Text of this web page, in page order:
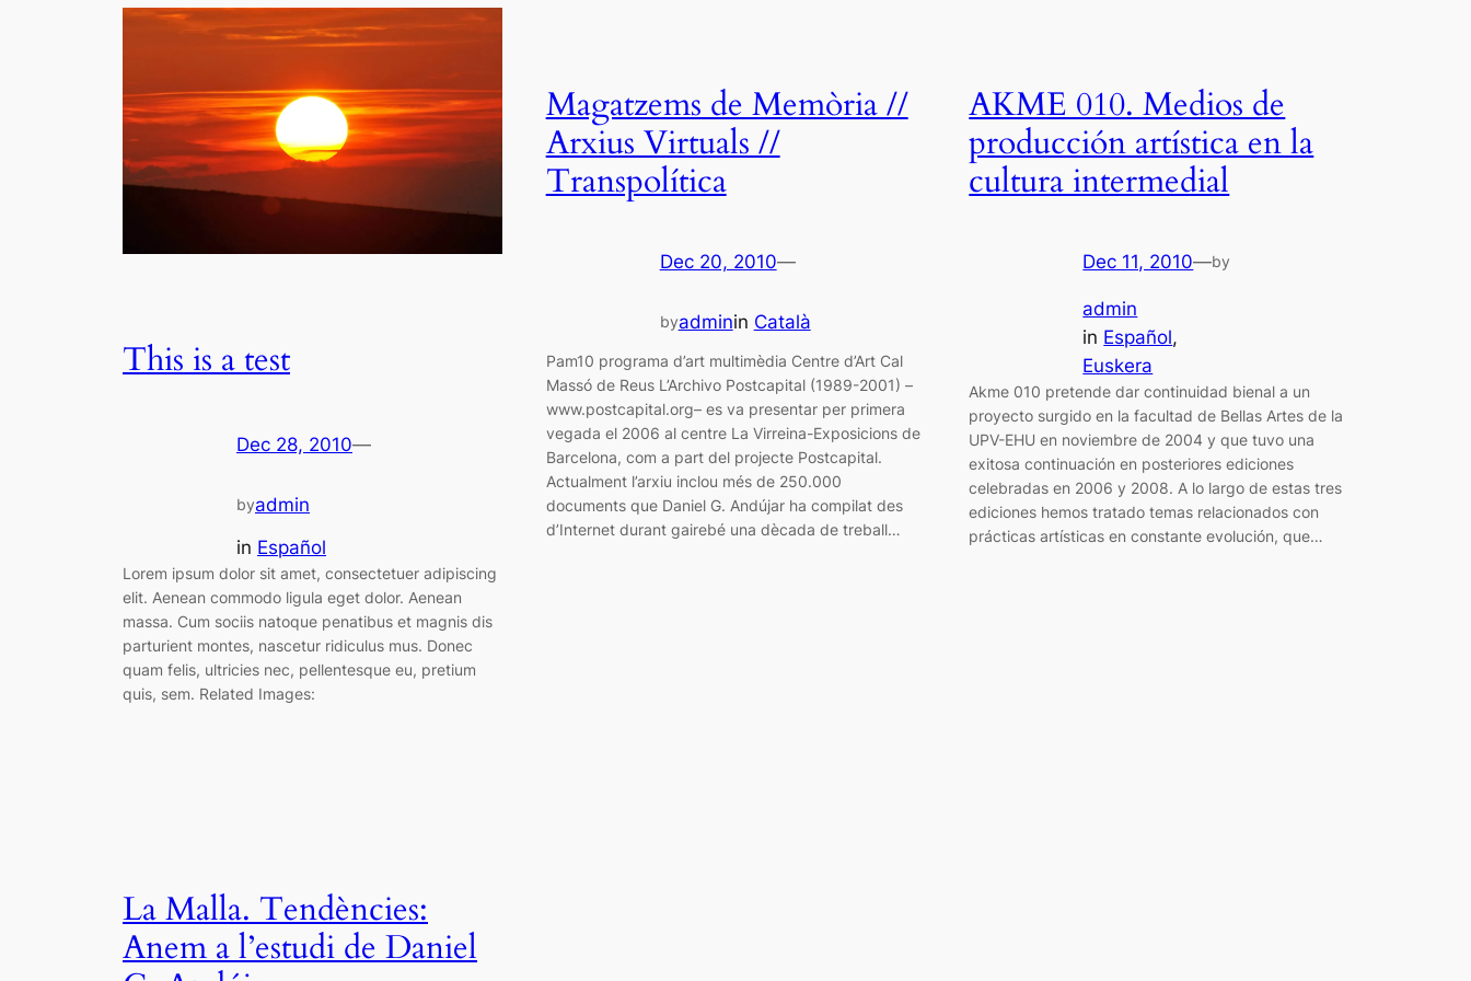
This is a test
Dec 28, 2010—
byadmin
in Español
Lorem ipsum dolor sit amet, consectetuer adipiscing
elit. Aenean commodo ligula eget dolor. Aenean
massa. Cum sociis natoque penatibus et magnis dis
parturient montes, nascetur ridiculus mus. Donec
quam felis, ultricies nec, pellentesque eu, pretium
quis, sem. Related Images:
Magatzems de Memòria //
Arxius Virtuals //
Transpolítica
Dec 20, 2010—
byadminin Català
Pam10 programa d’art multimèdia Centre d’Art Cal
Massó de Reus L’Archivo Postcapital (1989-2001) –
www.postcapital.org– es va presentar per primera
vegada el 2006 al centre La Virreina-Exposicions de
Barcelona, com a part del projecte Postcapital.
Actualment l’arxiu inclou més de 250.000
documents que Daniel G. Andújar ha compilat des
d’Internet durant gairebé una dècada de treball…
AKME 010. Medios de
producción artística en la
cultura intermedial
Dec 11, 2010—by
admin
in Español
Euskera
Akme 010 pretende dar continuidad bienal a un
proyecto surgido en la facultad de Bellas Artes de la
UPV-EHU en noviembre de 2004 y que tuvo una
exitosa continuación en posteriores ediciones
celebradas en 2006 y 2008. A lo largo de estas tres
ediciones hemos tratado temas relacionados con
prácticas artísticas en constante evolución, que…
La Malla. Tendències:
Anem a l’estudi de Daniel